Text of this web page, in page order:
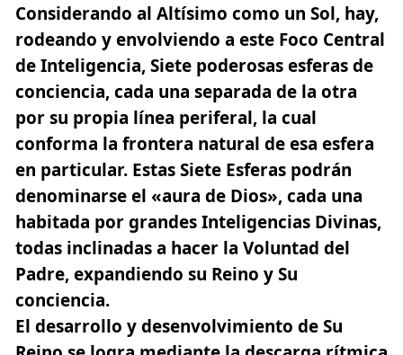
Considerando al Altísimo como un Sol, hay,
rodeando y envolviendo a este Foco Central
de Inteligencia,Siete poderosas esferas de
conciencia, cada una separada de la otra
por su propia línea periferal, la cual
conforma la frontera natural de esa esfera
en particular. Estas Siete Esferas podrán
denominarse el «aura de Dios», cada una
habitada por grandes Inteligencias Divinas,
todas inclinadas a hacer la Voluntad del
Padre, expandiendo su Reino y Su
conciencia.
El desarrollo y desenvolvimiento de Su